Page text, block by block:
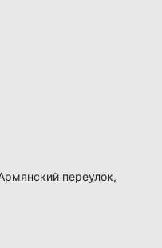
переулок,